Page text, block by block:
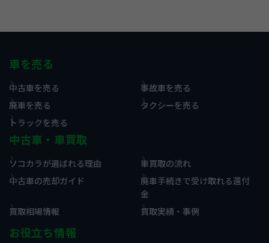
車を売る
中古車を売る
事故車を売る
廃車を売る
タクシーを売る
トラックを売る
中古車・車買取
ソコカラが選ばれる理由
車買取の流れ
中古車の売却ガイド
廃車手続きで受け取れる還付
金
買取相場情報
買取実績・事例
お役立ち情報